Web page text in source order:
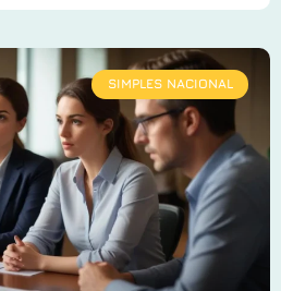
SIMPLES NACIONAL